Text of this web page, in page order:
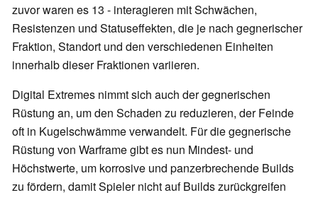
zuvor waren es 13 - interagieren mit Schwächen,
Resistenzen und Statuseffekten, die je nach gegnerischer
Fraktion, Standort und den verschiedenen Einheiten
innerhalb dieser Fraktionen variieren.
Digital Extremes nimmt sich auch der gegnerischen
Rüstung an, um den Schaden zu reduzieren, der Feinde
oft in Kugelschwämme verwandelt. Für die gegnerische
Rüstung von Warframe gibt es nun Mindest- und
Höchstwerte, um korrosive und panzerbrechende Builds
zu fördern, damit Spieler nicht auf Builds zurückgreifen